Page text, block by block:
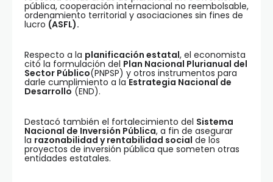
pública, cooperación internacional no reembolsable,
ordenamiento territorial y asociaciones sin fines de
lucro (ASFL).
Respecto a la planificación estatal, el economista
citó la formulación del Plan Nacional Plurianual del
Sector Público(PNPSP) y otros instrumentos para
darle cumplimiento a laEstrategia Nacional de
Desarrollo (END).
Destacó también el fortalecimiento del Sistema
Nacional de Inversión Pública, a fin de asegurar
la razonabilidad y rentabilidad social de los
proyectos de inversión pública que someten otras
entidades estatales.